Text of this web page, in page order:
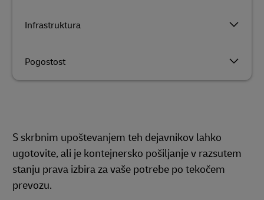
Infrastruktura
Pogostost
S skrbnim upoštevanjem teh dejavnikov lahko
ugotovite, ali je kontejnersko pošiljanje v razsutem
stanju prava izbira za vaše potrebe po tekočem
prevozu.